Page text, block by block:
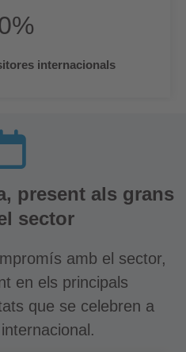
%
internacionals
present als grans
sector
amb el sector,
en els principals
que se celebren a